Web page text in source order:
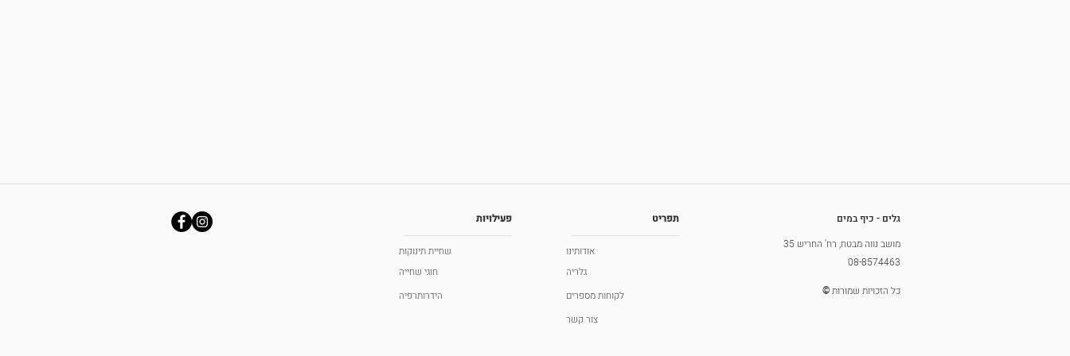
פעילויות
שחיית תינוקות
חוגי שחייה
הידרותרפיה
תפריט
אודותינו
גלריה
לקוחות מספרים
גלים - כיף במים
מושב נווה מבטח, רח' החריש 35
08-8574463
כל הזכויות שמורות©
צור קשר